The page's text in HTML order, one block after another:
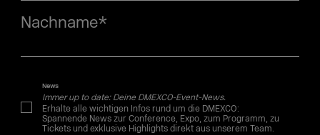
Nachname*
News
Immer up to date: Deine DMEXCO-Event-News.
Erhalte alle wichtigen Infos rund um die DMEXCO:
Spannende News zur Conference, Expo, zum Programm, zu
Tickets und exklusive Highlights direkt aus unserem Team.